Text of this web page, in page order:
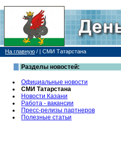
На главную / | СМИ Татарстана
Разделы новостей:
Официальные новости
СМИ Татарстана
Новости Казани
Работа - вакансии
Пресс-релизы партнеров
Полезные статьи